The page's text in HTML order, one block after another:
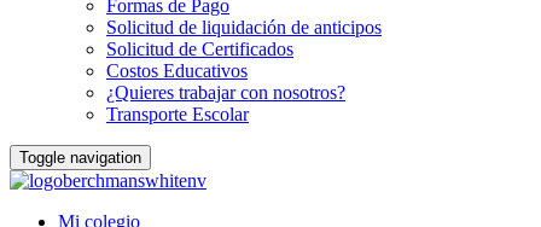
Formas de Pago
Solicitud de liquidación de anticipos
Solicitud de Certificados
Costos Educativos
¿Quieres trabajar con nosotros?
Transporte Escolar
Toggle navigation
Mi colegio